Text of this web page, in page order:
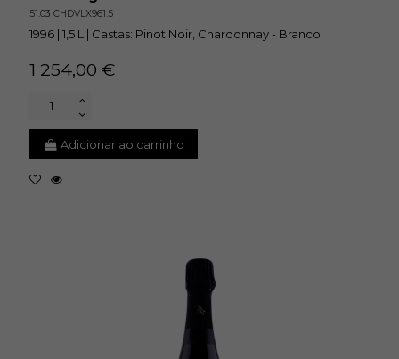
51.03 CHDVLX961.5
1996 | 1,5 L | Castas: Pinot Noir, Chardonnay - Branco
1 254,00 €
Adicionar ao carrinho